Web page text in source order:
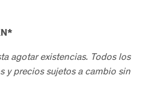
agotar existencias. Todos los
y precios sujetos a cambio sin